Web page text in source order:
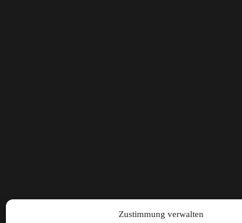
Zustimmung verwalten